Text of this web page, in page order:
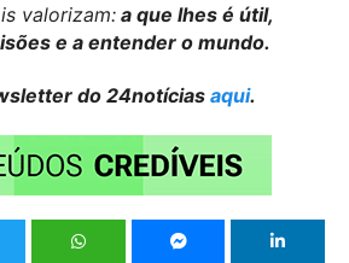
valorizam: a que lhes é útil,
e a entender o mundo.
do 24notícias aqui.